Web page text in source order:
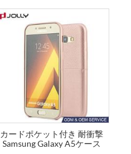
カードポケット付き 耐衝撃
Samsung Galaxy A5ケース